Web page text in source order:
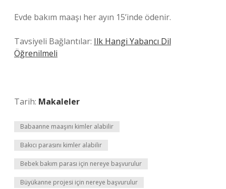
Evde bakım maaşı her ayın 15’inde ödenir.
Tavsiyeli Bağlantılar: Ilk Hangi Yabancı Dil
Öğrenilmeli
Tarih: Makaleler
Babaanne maaşını kimler alabilir
Bakıcı parasını kimler alabilir
Bebek bakım parası için nereye başvurulur
Büyükanne projesi için nereye başvurulur